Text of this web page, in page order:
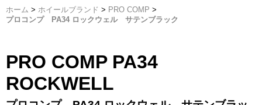
ホーム > ホイールブランド > PRO COMP >
プロコンプ PA34 ロックウェル サテンブラック
PRO COMP PA34
ROCKWELL